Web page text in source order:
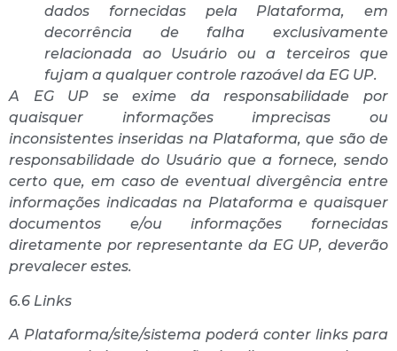
dados fornecidas pela Plataforma, em
decorrência de falha exclusivamente
relacionada ao Usuário ou a terceiros que
fujam a qualquer controle razoável da EG UP.
A EG UP se exime da responsabilidade por
quaisquer informações imprecisas ou
inconsistentes inseridas na Plataforma, que são de
responsabilidade do Usuário que a fornece, sendo
certo que, em caso de eventual divergência entre
informações indicadas na Plataforma e quaisquer
documentos e/ou informações fornecidas
diretamente por representante da EG UP, deverão
prevalecer estes.
6.6 Links
A Plataforma/site/sistema poderá conter links para